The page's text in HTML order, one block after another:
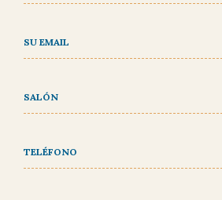
SU EMAIL
SALÓN
TELÉFONO